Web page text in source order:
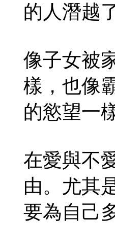
的人潛越
像子女被
樣，也像
的慾望一
在愛與不
由。尤其
要為自己